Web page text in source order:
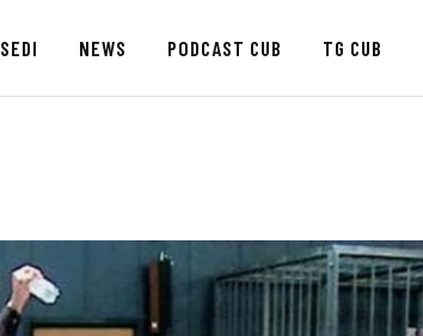
SEDI NEWS PODCAST CUB TG CUB
HOME
CHI SIAMO
NEWS
PODCAST CUB